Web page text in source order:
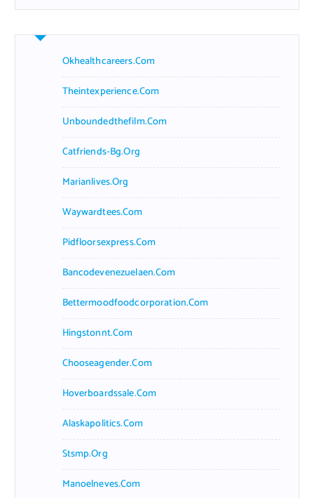
Okhealthcareers.com
Theintexperience.com
Unboundedthefilm.com
Catfriends-Bg.org
Marianlives.org
Waywardtees.com
Pidfloorsexpress.com
Bancodevenezuelaen.com
Bettermoodfoodcorporation.com
Hingstonnt.com
Chooseagender.com
Hoverboardssale.com
Alaskapolitics.com
Stsmp.org
Manoelneves.com